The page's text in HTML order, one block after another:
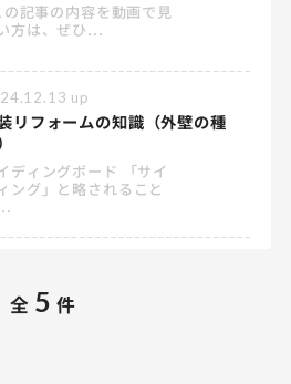
の記事の内容を動画で見
方は、ぜひ...
up
リフォームの知識（外壁の種
ディングボード 「サイ
ング」と略されること
全 5 件